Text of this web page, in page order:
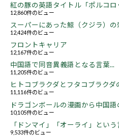
紅の豚の英語タイトル「ポルコロ
12,860件のビュー
スーパーにあった鯨（クジラ）
12,424件のビュー
フロントキャリア
12,167件のビュー
中国語で同音異義語となる言葉...
11,205件のビュー
ヒトコブラクダとフタコブラクダ
11,116件のビュー
ドラゴンボールの漫画から中国語
10,105件のビュー
「ドンマイ」「オーライ」とい
9,533件のビュー